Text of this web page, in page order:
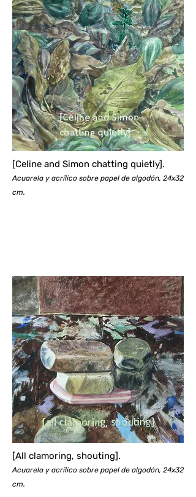
[Celine and Simon chatting quietly].
Acuarela y acrílico sobre papel de algodón, 24x32
cm.
[All clamoring, shouting].
Acuarela y acrílico sobre papel de algodón, 24x32
cm.